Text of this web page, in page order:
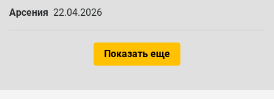
Арсения 22.04.2026
Показать еще